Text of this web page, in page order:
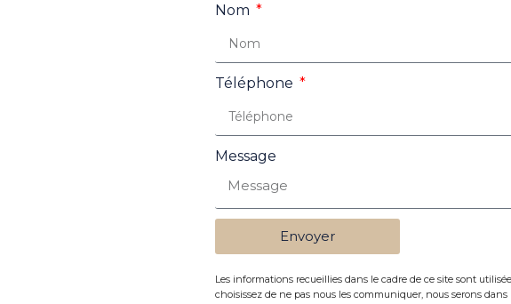
Nom
Téléphone
Message
Envoyer
Les informations recueillies dans le cadre de ce site sont
choisissez de ne pas nous les communiquer, nous serons